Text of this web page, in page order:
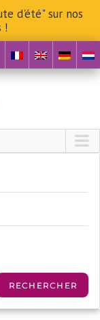
d'été" sur nos
!